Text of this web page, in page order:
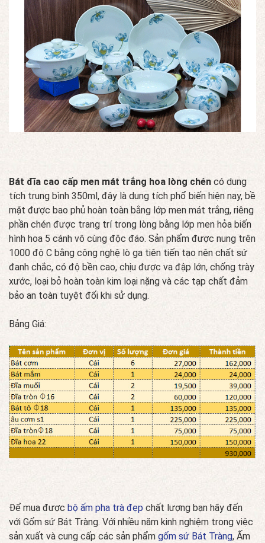
Bát đĩa cao cấp men mát trắng hoa lòng chén có dung
tích trung bình 350ml, đây là dung tích phổ biến hiện nay, bề
mặt được bao phủ hoàn toàn bằng lớp men mát trắng, riêng
phần chén được trang trí trong lòng bằng lớp men hỏa biến
hình hoa 5 cánh vô cùng độc đáo. Sản phẩm được nung trên
1000 độ C bằng công nghệ lò ga tiên tiến tạo nên chất sứ
đanh chắc, có độ bền cao, chịu được va đập lớn, chống trày
xước, loại bỏ hoàn toàn kim loại nặng và các tạp chất đảm
bảo an toàn tuyệt đối khi sử dụng.
Bảng Giá:
Để mua được bộ ấm pha trà đẹp chất lượng bạn hãy đến
với Gốm sứ Bát Tràng. Với nhiều năm kinh nghiệm trong việc
sản xuất và cung cấp các sản phẩm gốm sứ Bát Tràng, Ấm